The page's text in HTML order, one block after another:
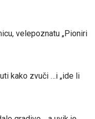
velepoznatu „Pioniri
kako zvuči …i „ide li